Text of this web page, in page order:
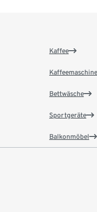
Kaffee
Bettwäsche
Sportgeräte
Balkonmöbel